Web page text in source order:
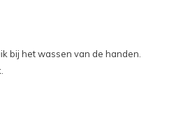
bij het wassen van de handen.